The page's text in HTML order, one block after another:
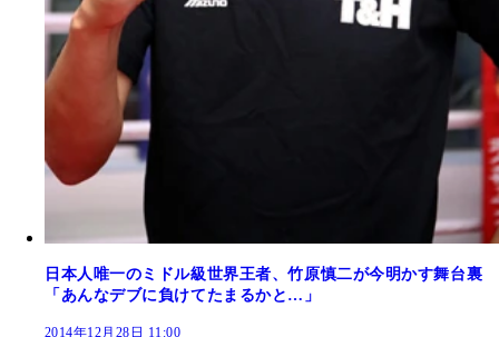
日本人唯一のミドル級世界王者、竹原慎二が今明かす舞台裏
「あんなデブに負けてたまるかと…」
2014年12月28日 11:00